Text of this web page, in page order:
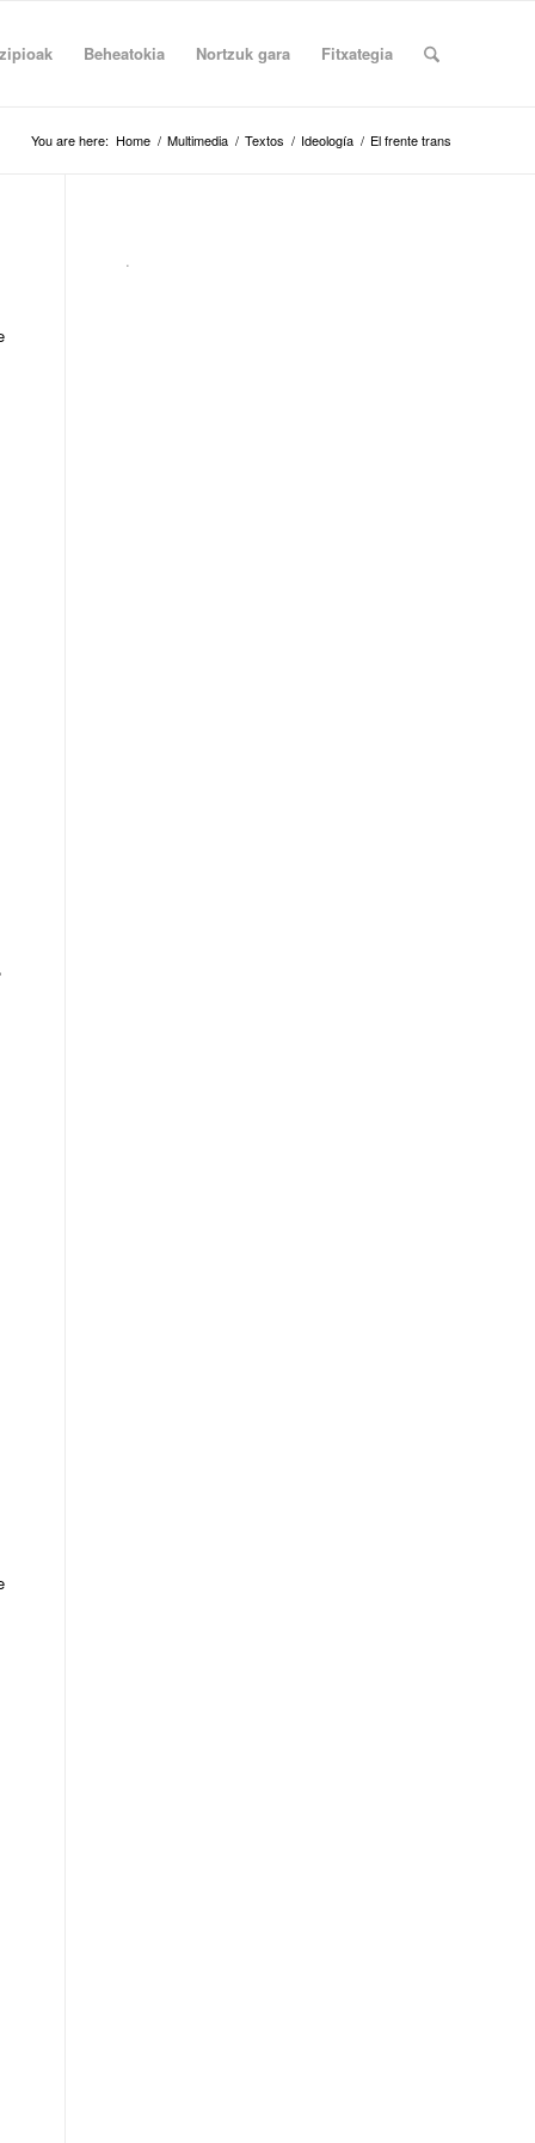
Beheatokia Nortzuk gara Fitxategia
You are here: Home / Multimedia / Textos / Ideología / El frente trans
.